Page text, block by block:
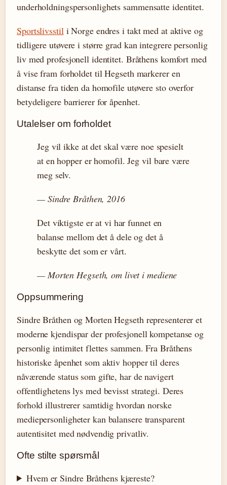
underholdningspersonlighets sammensatte identitet.
Sportslivsstili Norge endres i takt med at aktive og
tidligere utøvere i større grad kan integrere personlig
liv med profesjonell identitet. Bråthens komfort med
å vise fram forholdet til Hegseth markerer en
distanse fra tiden da homofile utøvere sto overfor
betydeligere barrierer for åpenhet.
Utalelser om forholdet
Jeg vil ikke at det skal være noe spesielt
at en hopper er homofil. Jeg vil bare være
meg selv.
— Sindre Bråthen, 2016
Det viktigste er at vi har funnet en
balanse mellom det å dele og det å
beskytte det som er vårt.
— Morten Hegseth, om livet i mediene
Oppsummering
Sindre Bråthen og Morten Hegseth representerer et
moderne kjendispar der profesjonell kompetanse og
personlig intimitet flettes sammen. Fra Bråthens
historiske åpenhet som aktiv hopper til deres
nåværende status som gifte, har de navigert
offentlighetens lys med bevisst strategi. Deres
forhold illustrerer samtidig hvordan norske
mediepersonligheter kan balansere transparent
autentisitet med nødvendig privatliv.
Ofte stilte spørsmål
Hvem er Sindre Bråthens kjæreste?